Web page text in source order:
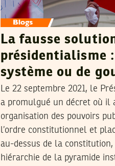
La fausse
présidentialisme
système ou de
Le 22 septembre 2021, le
a promulgué un décret où il
organisation des pouvoirs
l’ordre constitutionnel et
au-dessus de la
hiérarchie de la pyramide